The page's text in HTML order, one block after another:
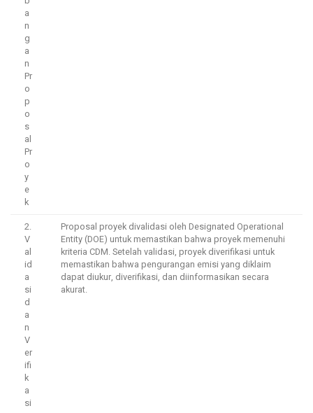
a
n
g
a
n
Pr
o
p
o
s
al
Pr
o
y
e
k
2.
V
al
id
a
si
d
a
n
V
er
ifi
k
a
si
Proposal proyek divalidasi oleh Designated Operational
Entity (DOE) untuk memastikan bahwa proyek memenuhi
kriteria CDM. Setelah validasi, proyek diverifikasi untuk
memastikan bahwa pengurangan emisi yang diklaim
dapat diukur, diverifikasi, dan diinformasikan secara
akurat.